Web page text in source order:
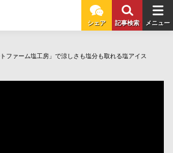
シェア 記事検索 メニュー
ファーム塩工房」で涼しさも塩分も取れる塩アイス